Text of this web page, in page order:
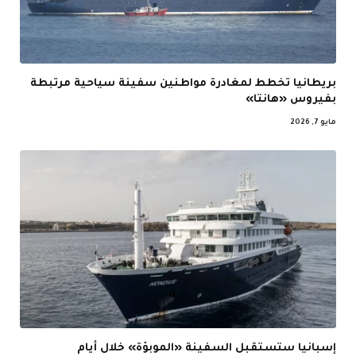
بريطانيا تخطط لمغادرة مواطنين سفينة سياحية مرتبطة
بفيروس «هانتا»
مايو 7, 2026
إسبانيا ستستقبل السفينة «الموبؤة» خلال أيام